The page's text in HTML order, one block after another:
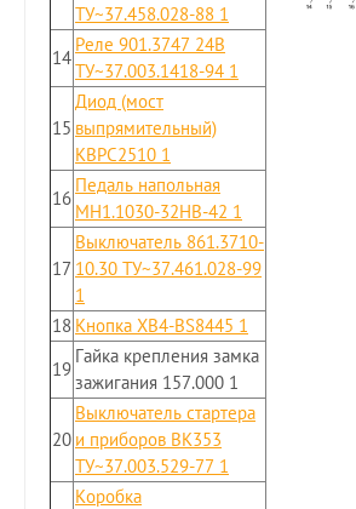
ТУ~37.458.028-88 1
14
Реле 901.3747 24В
ТУ~37.003.1418-94 1
15
Диод (мост
выпрямительный)
KBPC2510 1
16
Педаль напольная
MH1.1030-32HB-42 1
17
Выключатель 861.3710-
10.30 ТУ~37.461.028-99
1
18 Кнопка XB4-BS8445 1
19
Гайка крепления замка
зажигания 157.000 1
20
Выключатель стартера
и приборов ВК353
ТУ~37.003.529-77 1
Коробка